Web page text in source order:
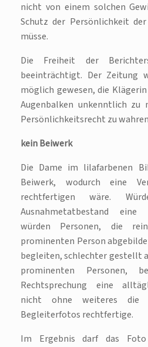
nicht von einem solchen
Schutz der Persönlichkeit
müsse.
Die Freiheit der
beeinträchtigt. Der Zeitung
möglich gewesen, die
Augenbalken unkenntlich zu
Persönlichkeitsrecht zu
kein Beiwerk
Die Dame im lilafarbenen
Beiwerk, wodurch eine
rechtfertigen wäre.
Ausnahmetatbestand eine
würden Personen, die
prominenten Person
begleiten, schlechter gestellt
prominenten Personen,
Rechtsprechung eine
nicht ohne weiteres die
Begleiterfotos rechtfertige.
Im Ergebnis darf das